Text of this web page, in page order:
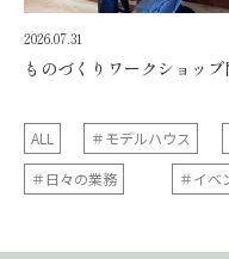
2026.07.31
ものづくりワークショッ
ALL ＃モデルハウス
＃日々の業務
＃イベ